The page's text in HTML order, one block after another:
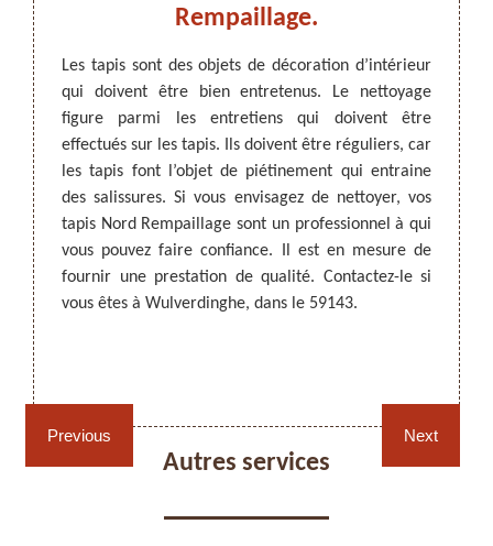
ARTISAN DEZITTER, REMPAILLAGE -
CANNAGE - RECOLLAGE, 59 NORD
Cannage fauteuil, chaises
Previous
pour
Nord
son
ses
à le
Rempaillage.
Les tapis sont des objets de décoration d’intérieur
qui doivent être bien entretenus. Le nettoyage
figure parmi les entretiens qui doivent être
effectués sur les tapis. Ils doivent être réguliers, car
les tapis font l’objet de piétinement qui entraine
des salissures. Si vous envisagez de nettoyer, vos
tapis Nord Rempaillage sont un professionnel à qui
vous pouvez faire confiance. Il est en mesure de
fournir une prestation de qualité. Contactez-le si
vous êtes à Wulverdinghe, dans le 59143.
Avec
de
le
ses
Next
Autres services